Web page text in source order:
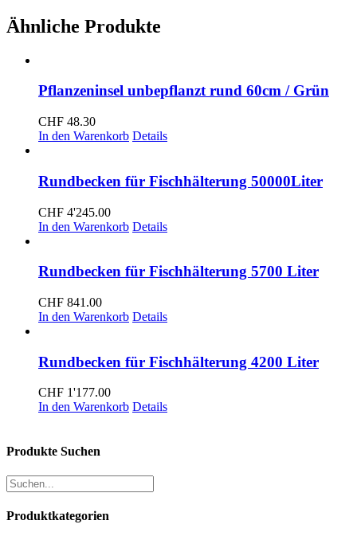
Ähnliche Produkte
Pflanzeninsel unbepflanzt rund 60cm / Grün
CHF 48.30
In den Warenkorb Details
Rundbecken für Fischhälterung 50000Liter
CHF 4'245.00
In den Warenkorb Details
Rundbecken für Fischhälterung 5700 Liter
CHF 841.00
In den Warenkorb Details
Rundbecken für Fischhälterung 4200 Liter
CHF 1'177.00
In den Warenkorb Details
Produkte Suchen
Produktkategorien